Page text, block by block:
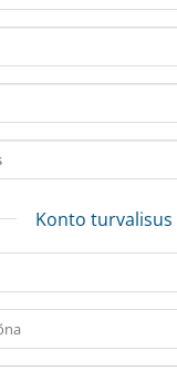
Konto turvalisus